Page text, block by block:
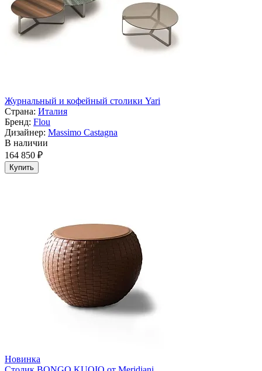
Журнальный и кофейный столики Yari
Страна: Италия
Бренд: Flou
Дизайнер: Massimo Castagna
В наличии
164 850 ₽
Купить
Новинка